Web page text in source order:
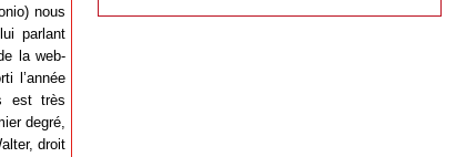
nous
parlant
la web-
l’année
est très
degré,
droit